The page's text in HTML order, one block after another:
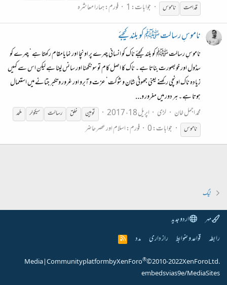
قدامت
ناموس جوابات: 1 فورم:ہمارا معاشرہ
ناموسِ رسالت ﷺ کو بلند کیجئے
ناموسِ رسالت ﷺ کو بلند کیجئے ناک کو انسانی چہرے پر اونچا اور نمایامقام رکھتا ہے ‘ چہرے کو
سڈول اور خوبصورت بناتا ہے ۔ ناک کا اصل کام تو سونگھنا اور سانس لینا ہے لیکن اس سے کہیں
زیادہ ناک اونچی رکھنے یعنی جھوٹی شان و شوکت‘ عزت و آبرو اور غرور و تکبر جتانے میں استعمال
ہوتا ہے ۔ ہر دور میں مغرور و...
محمد اجمل خان
لڑی اپریل 18، 2017 توہین خلق رسالت سیکولر
ملحد
ناموس
جوابات: 0 فورم:اسلام اور عصر حاضر
ٹیگ
مہر
اردو جدید
رابطہ قواعد و ضوابط راز داری مدد
R
S
Community platform by XenForo®© 2010-2022 XenForo Ltd.
|
Media
embeds via s9e/MediaSites